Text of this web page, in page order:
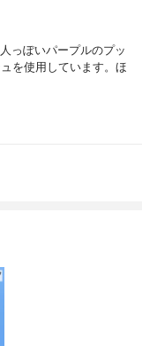
っぽいパープルのプッ
を使用しています。ほ